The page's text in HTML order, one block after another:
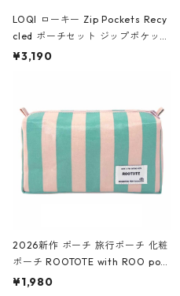
LOQI ローキー Zip Pockets Recy
cled ポーチセット ジップポケット
ファスナーポーチ 撥水加工 トラベ
ーガンディー、オフホワイト
¥3,190
2026新作 ポーチ 旅行ポーチ 化粧
ポーチ ROOTOTE with ROO pou
ch 3532 ルートート WR.ポーチ.ラ
¥1,980